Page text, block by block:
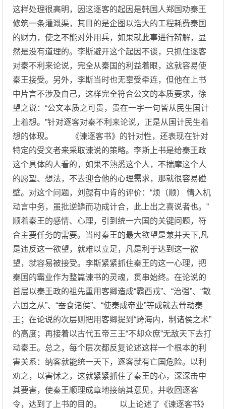
这样处理很高明，因这逐客的起因是韩国人郑国劝秦王
修筑一条灌溉渠，其目的是企图以浩大的工程耗费秦国
的财力，使之不能对外用兵，如果就此事进行辩解，显
然是没有道理的。李斯避开这个起因不谈，只抓住逐客
对秦不利来论说，完全从秦国的利益着眼，这就容易使
秦王接受。另外，李斯当时也无辜受牵连，但他在上书
中片言不涉及自己，这样完全符合公文的本质要求，徐
望之说：“公文本质之可贵，贵在一字一句皆从民生国计
上着想。”针对逐客对秦不利来论说，正是从国计民生着
想的体现。 《谏逐客书》的针对性，还表现在针对
特定的受文者来采取谏说的策略。李斯上书是给秦王政
这个具体的人看的，如果不熟悉这个人，不揣摩这个人
的愿望、想法，不去迎合他的心理需求，那就很容易碰
壁。对这个问题，刘勰有中肯的评价：“烦（顺） 情入机
动言中务，虽批逆鳞而功成计合，此上出之喜说者也。”
顺着秦王的感情、心理，引到统一六国的关键问题，符
合主要任务的需要。当时秦王的最大欲望是兼并天下,凡
是违反这一欲望，就难以立足，凡是利于达到这一欲
望，就容易被接受。李斯紧紧抓住秦王的这一心理，把
秦国的霸业作为整篇谏书的灵魂，贯串始终。在论说的
首层以秦王政的祖先重用客卿造成“霸西戎”、“治强”、“散
六国之从”、“蚕食诸侯”、“使秦成帝业”等成就去耸动秦
王；在论说的次层则把用客卿提到“跨海内，制诸侯之术”
的高度；再接着以古代五帝三王“不却众庶”无敌天下去打
动秦王。总之，每个层次都反复论述这样一个根本的利
害关系：纳客就能统一天下，逐客就有亡国危险。以利
劝之，以害怵之，这就紧紧抓住了秦王的心，深深击中
其要害，使秦王顺理成章地接纳其意见，并收回逐客
令，达到了上书的目的。 以上论述了《谏逐客书》